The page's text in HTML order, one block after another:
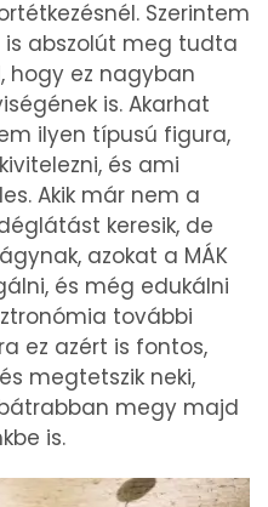
Szerintem
is abszolút meg tudta
hogy ez nagyban
is. Akarhat
ilyen típusú figura,
és ami
Akik már nem a
keresik, de
azokat a MÁK
és még edukálni
további
ez azért is fontos,
megtetszik neki,
megy majd
is.